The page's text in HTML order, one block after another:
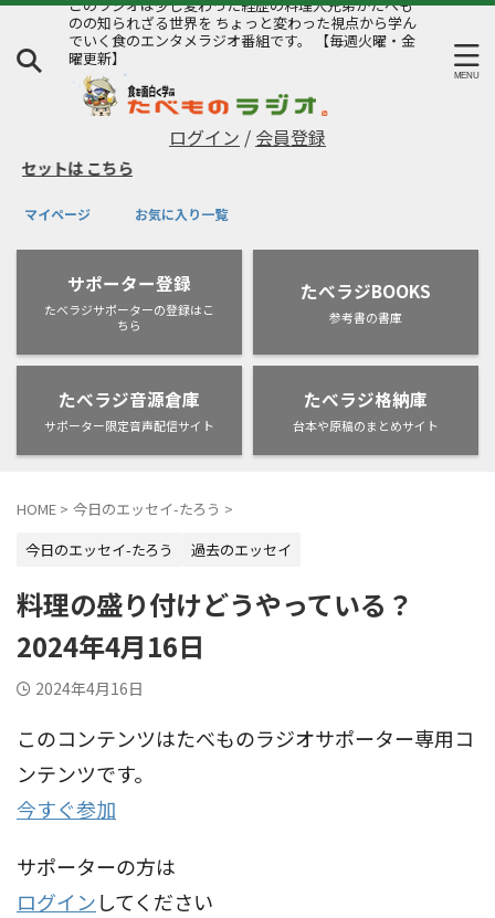
このラジオは少し変わった経歴の料理人兄弟がたべも
のの知られざる世界を ちょっと変わった視点から学ん
でいく食のエンタメラジオ番組です。 【毎週火曜・金
曜更新】
ログイン / 会員登録
セットはこちら
マイページ お気に入り一覧
サポーター登録
たべラジサポーターの登録はこ
ちら
たべラジBOOKS
参考書の書庫
たべラジ音源倉庫
サポーター限定音声配信サイト
たべラジ格納庫
台本や原稿のまとめサイト
HOME > 今日のエッセイ-たろう >
今日のエッセイ-たろう
過去のエッセイ
料理の盛り付けどうやっている？
2024年4月16日
2024年4月16日
このコンテンツはたべものラジオサポーター専用コ
ンテンツです。
今すぐ参加
サポーターの方は
ログインしてください